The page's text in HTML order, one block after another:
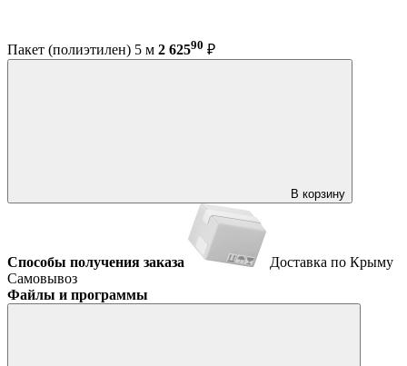
Пакет (полиэтилен) 5 м 2 62590 ₽
В корзину
Способы получения заказа
Доставка по Крыму
Самовывоз
Файлы и программы